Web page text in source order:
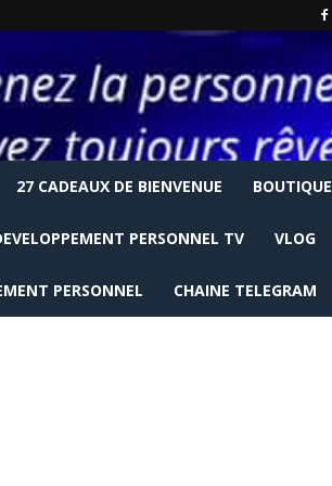
27 CADEAUX DE BIENVENUE BOUTIQUE
PERSONNEL TV VLOG
PERSONNEL CHAINE TELEGRAM